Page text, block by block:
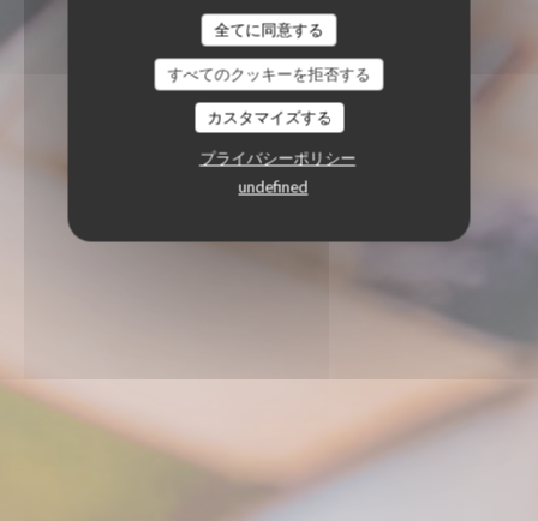
全てに同意する
すべてのクッキーを拒否する
カスタマイズする
プライバシーポリシー
undefined